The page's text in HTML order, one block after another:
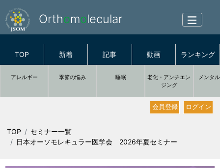
Orthomolecular
TOP 新着 記事 動画 ランキング
アレルギー 季節の悩み 睡眠
老化・アンチエン
ジング
メンタ
ログイン
会員登録
TOP
セミナー一覧
日本オーソモレキュラー医学会 2026年夏セミナー